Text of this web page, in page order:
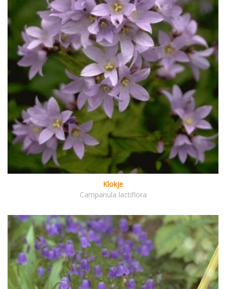
Klokje
Campanula lactiflora